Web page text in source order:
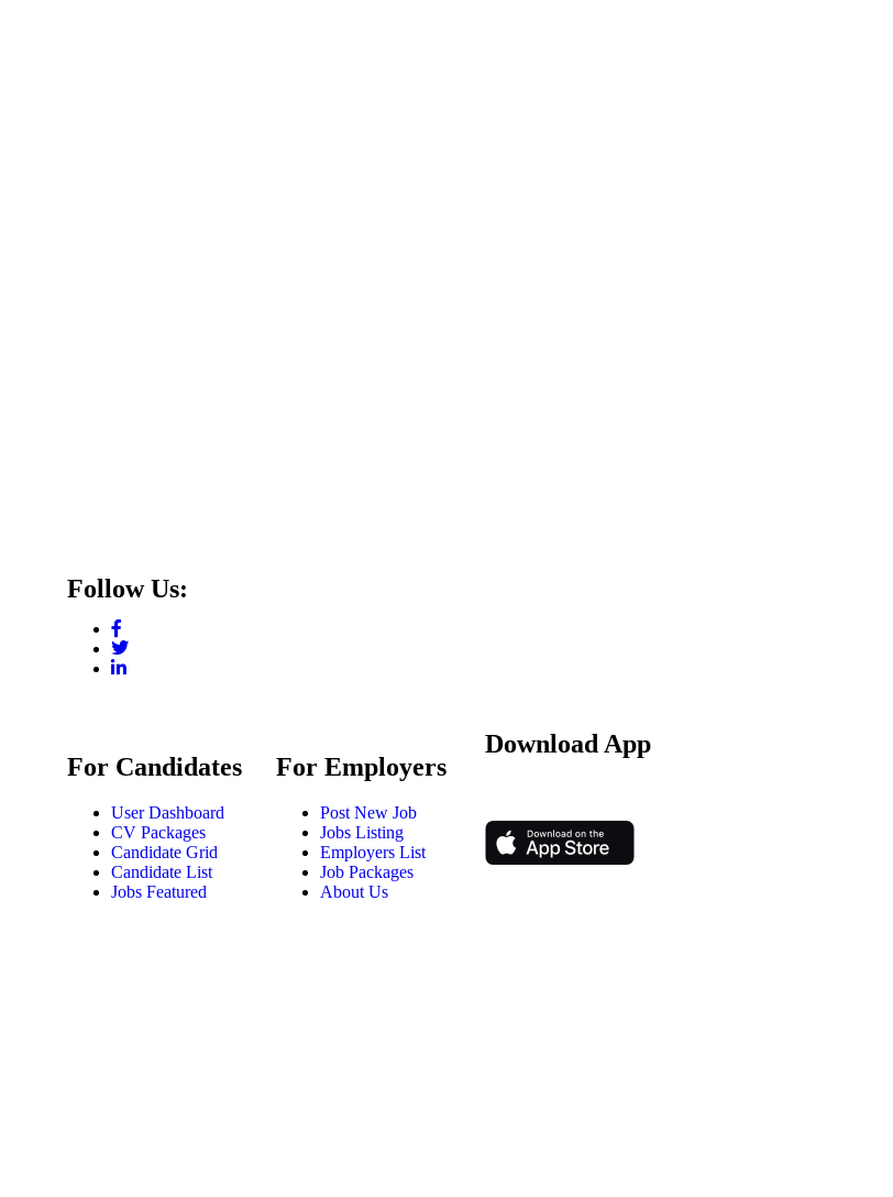
Follow Us:
For Candidates
User Dashboard
CV Packages
Candidate Grid
Candidate List
Jobs Featured
For Employers
Post New Job
Jobs Listing
Employers List
Job Packages
About Us
Download App